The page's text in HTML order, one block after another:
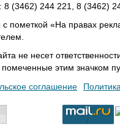
(3462) 244 221, 8 (3462)
с пометкой «На правах
не несет
этим значком
соглашение